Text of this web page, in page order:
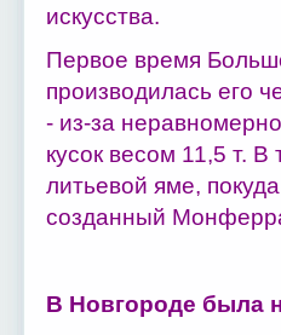
искусства.
Первое время
производилась его
- из-за
кусок весом 11,5 т.
литьевой яме,
созданный
В Новгороде была